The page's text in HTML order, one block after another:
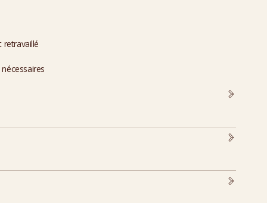
retravaillé